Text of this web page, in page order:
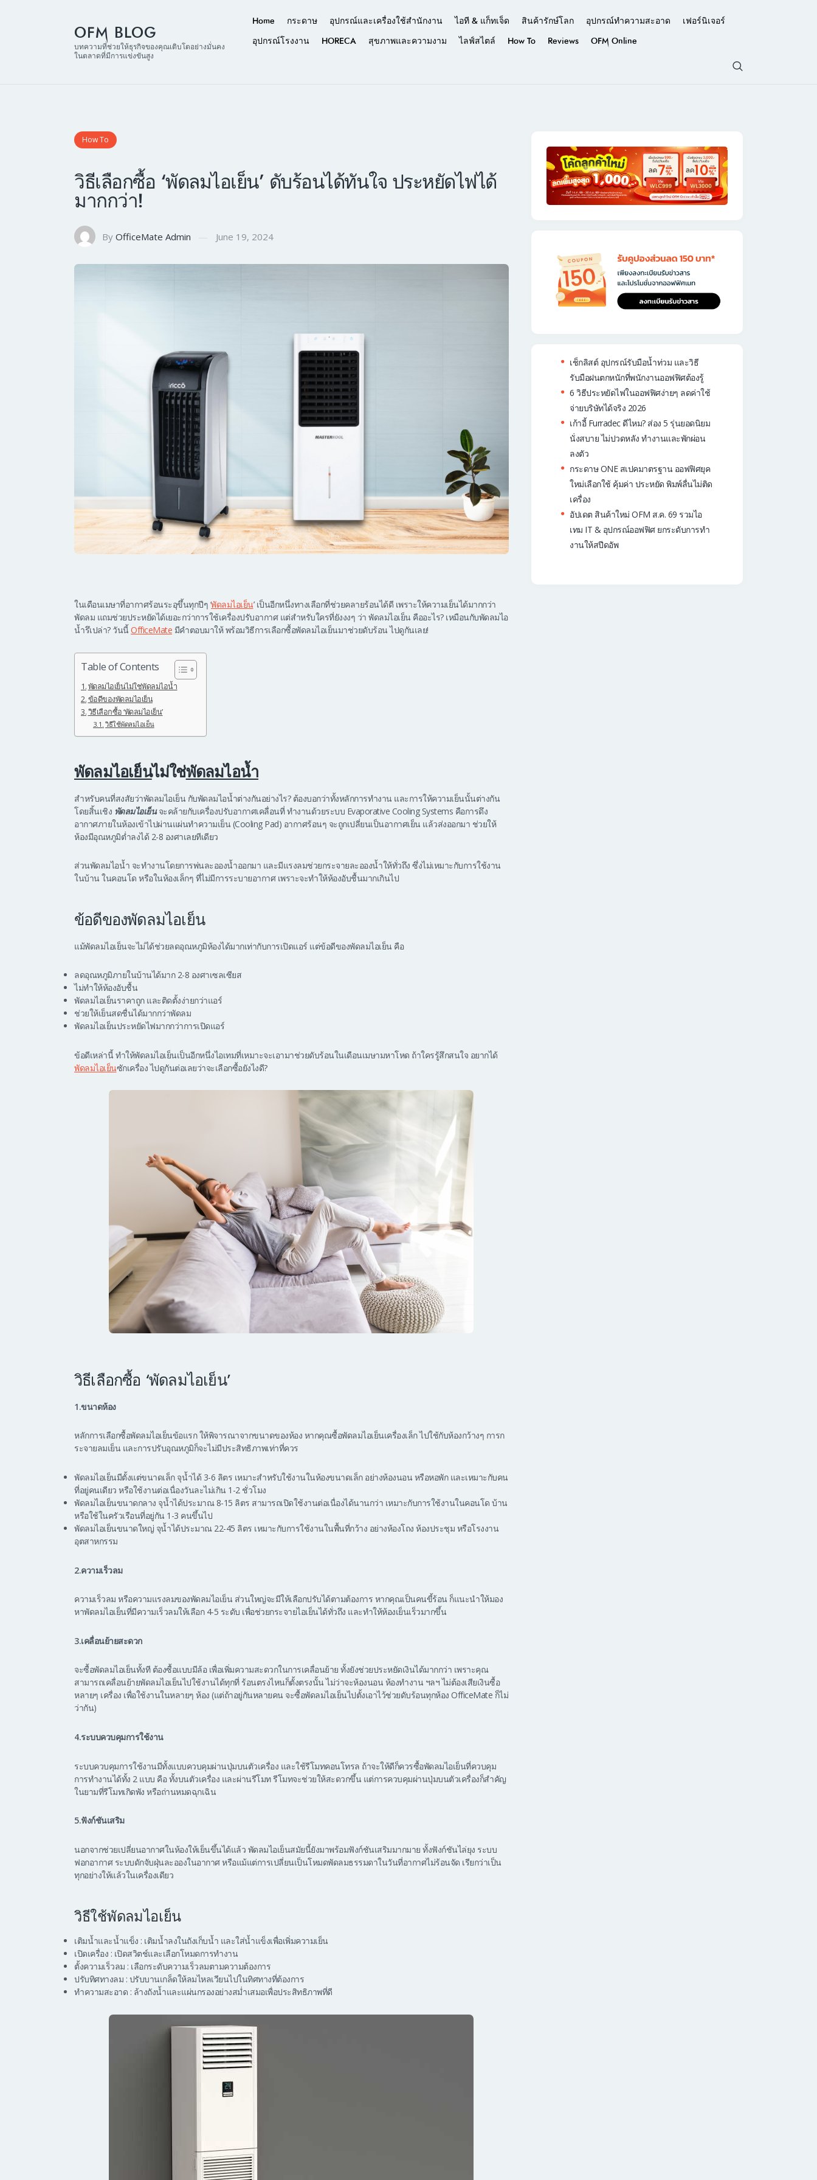
OFM BLOG
บทความที่ช่วยให้ธุรกิจของคุณเติบโตอย่างมั่นคง
ในตลาดที่มีการแข่งขันสูง
Home กระดาษ อุปกรณ์และเครื่องใช้สำนักงาน ไอที & แก็ทเจ็ด สินค้ารักษ์โลก อุปกรณ์ทำความสะอาด
เฟอร์นิเจอร์
อุปกรณ์โรงงาน
HORECA สุขภาพและความงาม ไลฟ์สไตล์ How To Reviews OFM Online
How To
วิธีเลือกซื้อ ‘พัดลมไอเย็น’ ดับร้อนได้ทันใจ ประหยัดไฟได้
มากกว่า!
By OfficeMate Admin June 19, 2024
ในเดือนเมษาที่อากาศร้อนระอุขึ้นทุกปีๆ ‘พัดลมไอเย็น’ เป็นอีกหนึ่งทางเลือกที่ช่วยคลายร้อนได้ดี เพราะให้ความเย็นได้มากกว่า
พัดลม แถมช่วยประหยัดได้เยอะกว่าการใช้เครื่องปรับอากาศ แต่สำหรับใครที่ยังงงๆ ว่า พัดลมไอเย็น คืออะไร? เหมือนกับพัดลมไอ
น้ำรึเปล่า? วันนี้ OfficeMate มีคำตอบมาให้ พร้อมวิธีการเลือกซื้อพัดลมไอเย็นมาช่วยดับร้อน ไปดูกันเลย!
Table of Contents
พัดลมไอเย็นไม่ใช่พัดลมไอน้ำ
ข้อดีของพัดลมไอเย็น
วิธีเลือกซื้อ ‘พัดลมไอเย็น’
วิธีใช้พัดลมไอเย็น
พัดลมไอเย็นไม่ใช่พัดลมไอน้ำ
สำหรับคนที่สงสัยว่าพัดลมไอเย็น กับพัดลมไอน้ำต่างกันอย่างไร? ต้องบอกว่าทั้งหลักการทำงาน และการให้ความเย็นนั้นต่างกัน
โดยสิ้นเชิง พัดลมไอเย็นจะคล้ายกับเครื่องปรับอากาศเคลื่อนที่ ทำงานด้วยระบบ Evaporative Cooling Systems คือการดึง
อากาศภายในห้องเข้าไปผ่านแผ่นทำความเย็น (Cooling Pad) อากาศร้อนๆ จะถูกเปลี่ยนเป็นอากาศเย็น แล้วส่งออกมา ช่วยให้
ห้องมีอุณหภูมิต่ำลงได้ 2-8 องศาเลยทีเดียว
ส่วนพัดลมไอน้ำ จะทำงานโดยการพ่นละอองน้ำออกมา และมีแรงลมช่วยกระจายละอองน้ำให้ทั่วถึง ซึ่งไม่เหมาะกับการใช้งาน
ในบ้าน ในคอนโด หรือในห้องเล็กๆ ที่ไม่มีการระบายอากาศ เพราะจะทำให้ห้องอับชื้นมากเกินไป
ข้อดีของพัดลมไอเย็น
แม้พัดลมไอเย็นจะไม่ได้ช่วยลดอุณหภูมิห้องได้มากเท่ากับการเปิดแอร์ แต่ข้อดีของพัดลมไอเย็น คือ
ลดอุณหภูมิภายในบ้านได้มาก 2-8 องศาเซลเซียส
ไม่ทำให้ห้องอับชื้น
พัดลมไอเย็นราคาถูก และติดตั้งง่ายกว่าแอร์
ช่วยให้เย็นสดชื่นได้มากกว่าพัดลม
พัดลมไอเย็นประหยัดไฟมากกว่าการเปิดแอร์
ข้อดีเหล่านี้ ทำให้พัดลมไอเย็นเป็นอีกหนึ่งไอเทมที่เหมาะจะเอามาช่วยดับร้อนในเดือนเมษามหาโหด ถ้าใครรู้สึกสนใจ อยากได้
พัดลมไอเย็นซักเครื่อง ไปดูกันต่อเลยว่าจะเลือกซื้อยังไงดี?
วิธีเลือกซื้อ ‘พัดลมไอเย็น’
1.ขนาดห้อง
หลักการเลือกซื้อพัดลมไอเย็นข้อแรก ให้พิจารณาจากขนาดของห้อง หากคุณซื้อพัดลมไอเย็นเครื่องเล็ก ไปใช้กับห้องกว้างๆ การก
ระจายลมเย็น และการปรับอุณหภูมิก็จะไม่มีประสิทธิภาพเท่าที่ควร
พัดลมไอเย็นมีตั้งแต่ขนาดเล็ก จุน้ำได้ 3-6 ลิตร เหมาะสำหรับใช้งานในห้องขนาดเล็ก อย่างห้องนอน หรือหอพัก และเหมาะกับคน
ที่อยู่คนเดียว หรือใช้งานต่อเนื่องวันละไม่เกิน 1-2 ชั่วโมง
พัดลมไอเย็นขนาดกลาง จุน้ำได้ประมาณ 8-15 ลิตร สามารถเปิดใช้งานต่อเนื่องได้นานกว่า เหมาะกับการใช้งานในคอนโด บ้าน
หรือใช้ในครัวเรือนที่อยู่กัน 1-3 คนขึ้นไป
พัดลมไอเย็นขนาดใหญ่ จุน้ำได้ประมาณ 22-45 ลิตร เหมาะกับการใช้งานในพื้นที่กว้าง อย่างห้องโถง ห้องประชุม หรือโรงงาน
อุตสาหกรรม
2.ความเร็วลม
ความเร็วลม หรือความแรงลมของพัดลมไอเย็น ส่วนใหญ่จะมีให้เลือกปรับได้ตามต้องการ หากคุณเป็นคนขี้ร้อน ก็แนะนำให้มอง
หาพัดลมไอเย็นที่มีความเร็วลมให้เลือก 4-5 ระดับ เพื่อช่วยกระจายไอเย็นได้ทั่วถึง และทำให้ห้องเย็นเร็วมากขึ้น
3.เคลื่อนย้ายสะดวก
จะซื้อพัดลมไอเย็นทั้งที ต้องซื้อแบบมีล้อ เพื่อเพิ่มความสะดวกในการเคลื่อนย้าย ทั้งยังช่วยประหยัดเงินได้มากกว่า เพราะคุณ
สามารถเคลื่อนย้ายพัดลมไอเย็นไปใช้งานได้ทุกที่ ร้อนตรงไหนก็ตั้งตรงนั้น ไม่ว่าจะห้องนอน ห้องทำงาน ฯลฯ ไม่ต้องเสียเงินซื้อ
หลายๆ เครื่อง เพื่อใช้งานในหลายๆ ห้อง (แต่ถ้าอยู่กันหลายคน จะซื้อพัดลมไอเย็นไปตั้งเอาไว้ช่วยดับร้อนทุกห้อง OfficeMate ก็ไม่
ว่ากัน)
4.ระบบควบคุมการใช้งาน
ระบบควบคุมการใช้งานมีทั้งแบบควบคุมผ่านปุ่มบนตัวเครื่อง และใช้รีโมทคอนโทรล ถ้าจะให้ดีก็ควรซื้อพัดลมไอเย็นที่ควบคุม
การทำงานได้ทั้ง 2 แบบ คือ ทั้งบนตัวเครื่อง และผ่านรีโมท รีโมทจะช่วยให้สะดวกขึ้น แต่การควบคุมผ่านปุ่มบนตัวเครื่องก็สำคัญ
ในยามที่รีโมทเกิดพัง หรือถ่านหมดฉุกเฉิน
5.ฟังก์ชันเสริม
นอกจากช่วยเปลี่ยนอากาศในห้องให้เย็นขึ้นได้แล้ว พัดลมไอเย็นสมัยนี้ยังมาพร้อมฟังก์ชันเสริมมากมาย ทั้งฟังก์ชันไล่ยุง ระบบ
ฟอกอากาศ ระบบดักจับฝุ่นละอองในอากาศ หรือแม้แต่การเปลี่ยนเป็นโหมดพัดลมธรรมดาในวันที่อากาศไม่ร้อนจัด เรียกว่าเป็น
ทุกอย่างให้แล้วในเครื่องเดียว
วิธีใช้พัดลมไอเย็น
เติมน้ำและน้ำแข็ง : เติมน้ำลงในถังเก็บน้ำ และใส่น้ำแข็งเพื่อเพิ่มความเย็น
เปิดเครื่อง : เปิดสวิตช์และเลือกโหมดการทำงาน
ตั้งความเร็วลม : เลือกระดับความเร็วลมตามความต้องการ
ปรับทิศทางลม : ปรับบานเกล็ดให้ลมไหลเวียนไปในทิศทางที่ต้องการ
ทำความสะอาด : ล้างถังน้ำและแผ่นกรองอย่างสม่ำเสมอเพื่อประสิทธิภาพที่ดี
เช็กลิสต์ อุปกรณ์รับมือน้ำท่วม และวิธี
รับมือฝนตกหนักที่พนักงานออฟฟิศต้องรู้
6 วิธีประหยัดไฟในออฟฟิศง่ายๆ ลดค่าใช้
จ่ายบริษัทได้จริง 2026
เก้าอี้ Furradec ดีไหม? ส่อง 5 รุ่นยอดนิยม
นั่งสบาย ไม่ปวดหลัง ทำงานและพักผ่อน
ลงตัว
กระดาษ ONE สเปคมาตรฐาน ออฟฟิศยุค
ใหม่เลือกใช้ คุ้มค่า ประหยัด พิมพ์ลื่นไม่ติด
เครื่อง
อัปเดต สินค้าใหม่ OFM ส.ค. 69 รวมไอ
เทม IT & อุปกรณ์ออฟฟิศ ยกระดับการทำ
งานให้สปีดอัพ